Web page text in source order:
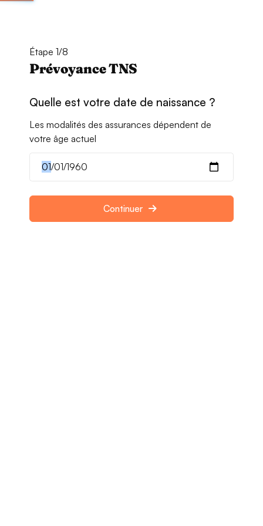
Étape 1/8
Prévoyance TNS
Quelle est votre date de naissance ?
Les modalités des assurances dépendent de
votre âge actuel
Continuer